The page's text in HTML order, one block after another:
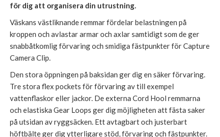
för dig att organisera din utrustning.
Väskans västliknande remmar fördelar belastningen på
kroppen och avlastar armar och axlar samtidigt som de ger
snabbåtkomlig förvaring och smidiga fästpunkter för Capture
Camera Clip.
Den stora öppningen på baksidan ger dig en säker förvaring.
Tre stora flex pockets för förvaring av till exempel
vattenflaskor eller jackor. De externa Cord Hool remmarna
och elastiska Gear Loops ger dig möjligheten att fästa saker
på utsidan av ryggsäcken. Ett avtagbart och justerbart
höftbälte ger dig ytterligare stöd, förvaring och fästpunkter.